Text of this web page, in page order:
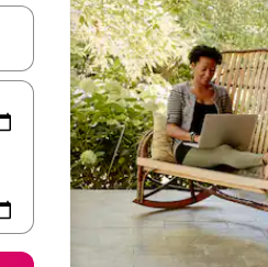
vers le haut et vers le bas pour